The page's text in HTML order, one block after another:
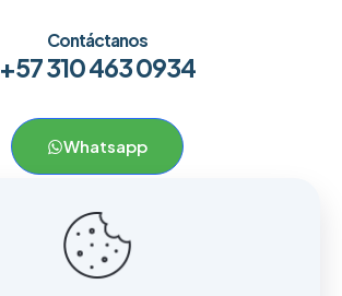
Contáctanos
+57 310 463 0934
Whatsapp
Menú
Home